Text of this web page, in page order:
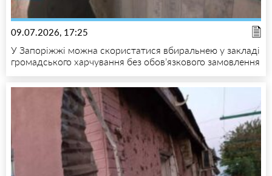
09.07.2026, 17:25
У Запоріжжі можна скористатися вбиральнею у закладі
громадського харчування без обов’язкового замовлення